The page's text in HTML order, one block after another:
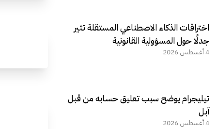
اختراقات الذكاء الاصطناعي المستقلة تثير
جدلًا حول المسؤولية القانونية
4 أغسطس 2026
تيليجرام يوضح سبب تعليق حسابه من قبل
آبل
4 أغسطس 2026